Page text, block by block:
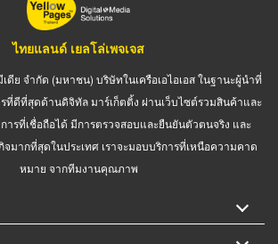
ไทยแลนด์ เยลโล่เพจเจส
ดีย จำกัด (มหาชน) บริษัทในเครือเอไอเอส ในฐานะผู้นำที่
ดีที่สุดด้านดิจิทัล มาร์เก็ตติ้ง ผ่านเว็บไซต์รวมสินค้าและ
ารที่เชื่อถือได้ มีการตรวจสอบและยืนยันตัวตนจริง และ
มากที่สุดในประเทศ เราจะมอบบริการที่เหนือความคาด
หมาย จากทีมงานคุณภาพ